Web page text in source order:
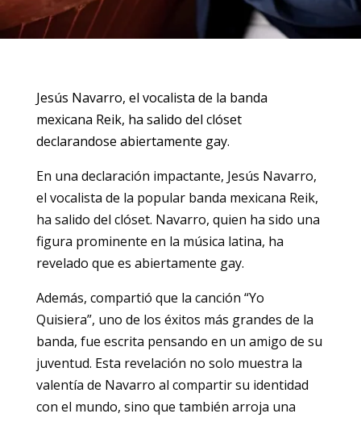
Jesús Navarro, el vocalista de la banda
mexicana Reik, ha salido del clóset
declarandose abiertamente gay.
En una declaración impactante, Jesús Navarro,
el vocalista de la popular banda mexicana Reik,
ha salido del clóset. Navarro, quien ha sido una
figura prominente en la música latina, ha
revelado que es abiertamente gay.
Además, compartió que la canción “Yo
Quisiera”, uno de los éxitos más grandes de la
banda, fue escrita pensando en un amigo de su
juventud. Esta revelación no solo muestra la
valentía de Navarro al compartir su identidad
con el mundo, sino que también arroja una